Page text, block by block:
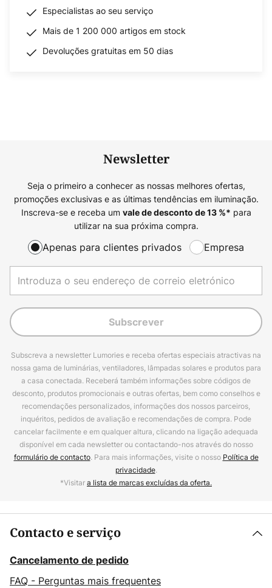
Especialistas ao seu serviço
Mais de 1 200 000 artigos em stock
Devoluções gratuitas em 50 dias
Newsletter
Seja o primeiro a conhecer as nossas melhores ofertas,
promoções exclusivas e as últimas tendências em iluminação.
Inscreva-se e receba um vale de desconto de13%* para
utilizar na sua próxima compra.
Apenas para clientes privados Empresa
Subscrever
Subscreva a newsletter Lumories e receba ofertas especiais atractivas na
nossa gama de luminárias, ventiladores, lâmpadas solares e produtos para
a casa conectada. Receberá também informações sobre códigos de
desconto, produtos promocionais e outras ofertas, bem como conselhos e
recomendações personalizados, informações dos nossos parceiros,
inquéritos, pedidos de avaliação e recomendações de compra. Pode
cancelar facilmente e em qualquer altura, clicando na ligação adequada
disponível em cada newsletter ou contactando-nos através do nosso
formulário de contacto. Para mais informações, visite o nosso Política de
privacidade.
*Visitara lista de marcas excluídas da oferta.
Contacto e serviço
Cancelamento de pedido
FAQ - Perguntas mais frequentes